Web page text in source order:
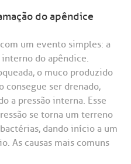
do apêndice
um evento simples: a
do apêndice.
o muco produzido
consegue ser drenado,
a pressão interna. Esse
se torna um terreno
dando início a um
As causas mais comuns